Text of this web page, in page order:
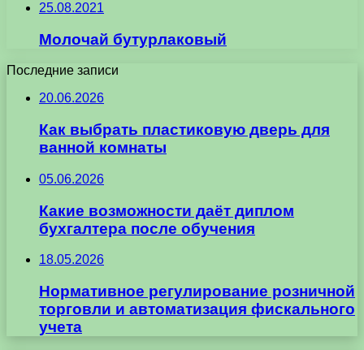
25.08.2021
Молочай бутурлаковый
Последние записи
20.06.2026
Как выбрать пластиковую дверь для
ванной комнаты
05.06.2026
Какие возможности даёт диплом
бухгалтера после обучения
18.05.2026
Нормативное регулирование розничной
торговли и автоматизация фискального
учета